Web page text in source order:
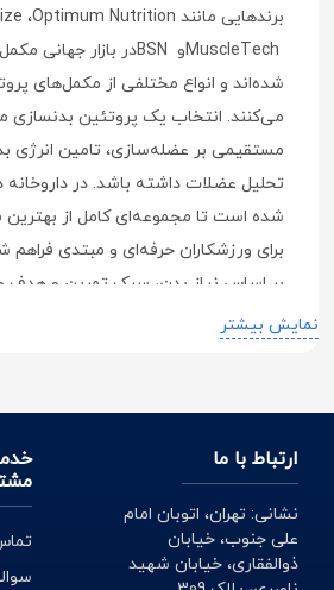
برندهایی مانند Optimum Nutrition،
MuscleTechو BSNدر بازار جهانی
شده‌اند و انواع مختلفی از مکمل‌های
می‌کنند. انتخاب یک پروتئین بدنسازی
مستقیمی بر عضله‌سازی، تامین انرژی
تحلیل عضلات داشته باشد. در
شده است تا مجموعه‌ای کامل از
برای ورزشکاران حرفه‌ای و مبتدی فراهم
بر اساس نیاز بدن، سبک تمرین و هدف
انتخاب را داشته باشد. استفاده صحیح
بدن نیز نقش کلیدی دارد.
پروتئین بدنسازی چیست
در عضله‌سازی دارد؟
پروتئین بدنسازی نوعی مکمل غذایی
پروتئین مورد نیاز بدن ورزشکاران
نمایش بیشتر
ارتباط با ما
نشانی: تهران، اتوبان امام
علی جنوب، خیابان
ذوالفقاری، خیابان شهید